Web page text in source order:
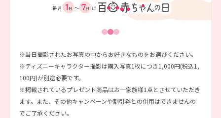
※当日撮影されたお写真の中からお好きなものをお選びください。
※ディズニーキャラクター撮影は購入写真1枚につき1,000円(税込1,
100円)が別途必要です。
※掲載されているプレゼント商品はお一家族様1点とさせていただき
ます。また、その他キャンペーンや割引券との併用はできませんの
でご了承ください。